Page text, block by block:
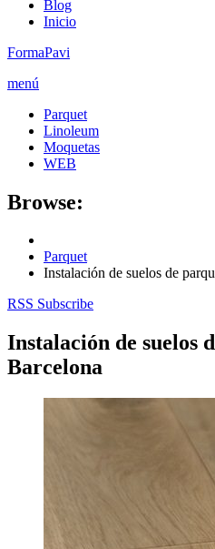
Blog
Inicio
FormaPavi
menú
Parquet
Linoleum
Moquetas
WEB
Browse:
Parquet
Instalación de suelos de
RSS Subscribe
Instalación de suelos
Barcelona